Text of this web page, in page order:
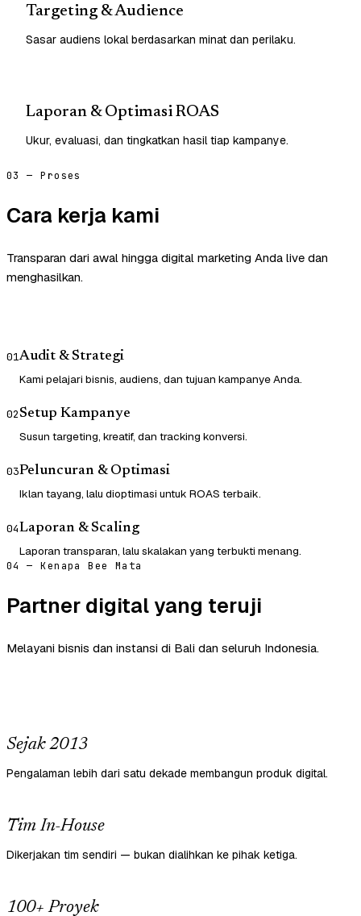
Targeting & Audience
Sasar audiens lokal berdasarkan minat dan perilaku.
Laporan & Optimasi ROAS
Ukur, evaluasi, dan tingkatkan hasil tiap kampanye.
03 — Proses
Cara kerja kami
Transparan dari awal hingga digital marketing Anda live dan
menghasilkan.
01Audit & Strategi
Kami pelajari bisnis, audiens, dan tujuan kampanye Anda.
02Setup Kampanye
Susun targeting, kreatif, dan tracking konversi.
03Peluncuran & Optimasi
Iklan tayang, lalu dioptimasi untuk ROAS terbaik.
04Laporan & Scaling
Laporan transparan, lalu skalakan yang terbukti menang.
04 — Kenapa Bee Mata
Partner digital yang teruji
Melayani bisnis dan instansi di Bali dan seluruh Indonesia.
Sejak 2013
Pengalaman lebih dari satu dekade membangun produk digital.
Tim In-House
Dikerjakan tim sendiri — bukan dialihkan ke pihak ketiga.
100+ Proyek